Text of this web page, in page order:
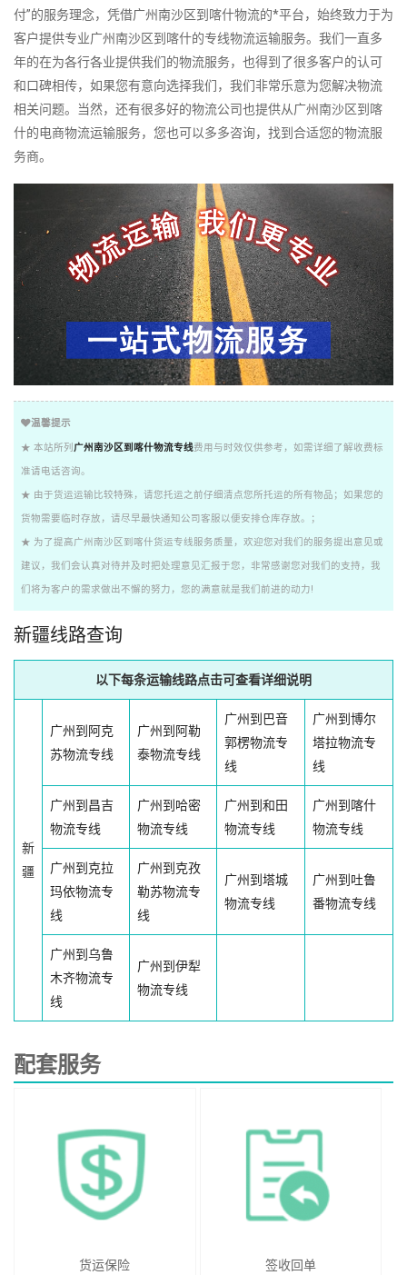
付”的服务理念，凭借广州南沙区到喀什物流的*平台，始终致力于为
客户提供专业广州南沙区到喀什的专线物流运输服务。我们一直多
年的在为各行各业提供我们的物流服务，也得到了很多客户的认可
和口碑相传，如果您有意向选择我们，我们非常乐意为您解决物流
相关问题。当然，还有很多好的物流公司也提供从广州南沙区到喀
什的电商物流运输服务，您也可以多多咨询，找到合适您的物流服
务商。
温馨提示
★ 本站所列 广州南沙区到喀什物流专线费用与时效仅供参考，如需详细了解收费标
准请电话咨询。
★ 由于货运运输比较特殊，请您托运之前仔细清点您所托运的所有物品；如果您的
货物需要临时存放，请尽早最快通知公司客服以便安排仓库存放。；
★ 为了提高广州南沙区到喀什货运专线服务质量，欢迎您对我们的服务提出意见或
建议，我们会认真对待并及时把处理意见汇报于您，非常感谢您对我们的支持，我
们将为客户的需求做出不懈的努力，您的满意就是我们前进的动力!
新疆线路查询
以下每条运输线路点击可查看详细说明
新
疆
广州到阿克
苏物流专线
广州到阿勒
泰物流专线
广州到巴音
郭楞物流专
线
广州到博尔
塔拉物流专
线
广州到昌吉
物流专线
广州到哈密
物流专线
广州到和田
物流专线
广州到喀什
物流专线
广州到克拉
玛依物流专
线
广州到克孜
勒苏物流专
线
广州到塔城
物流专线
广州到吐鲁
番物流专线
广州到乌鲁
木齐物流专
线
广州到伊犁
物流专线
配套服务
货运保险 签收回单